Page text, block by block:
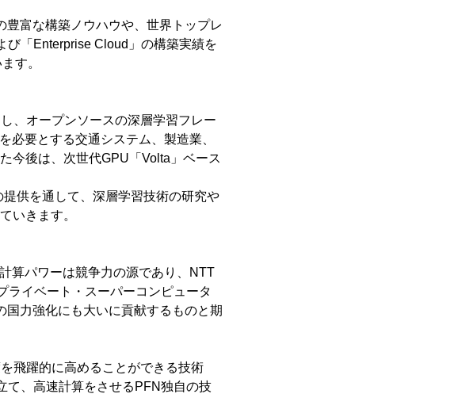
富な構築ノウハウや、世界トップレ
び「Enterprise Cloud」の構築実績を
す。
、オープンソースの深層学習フレー
必要とする交通システム、製造業、
今後は、次世代GPU「Volta」ベース
供を通して、深層学習技術の研究や
いきます。
算パワーは競争力の源であり、NTT
ライベート・スーパーコンピュータ
力強化にも大いに貢献するものと期
飛躍的に高めることができる技術
て、高速計算をさせるPFN独自の技